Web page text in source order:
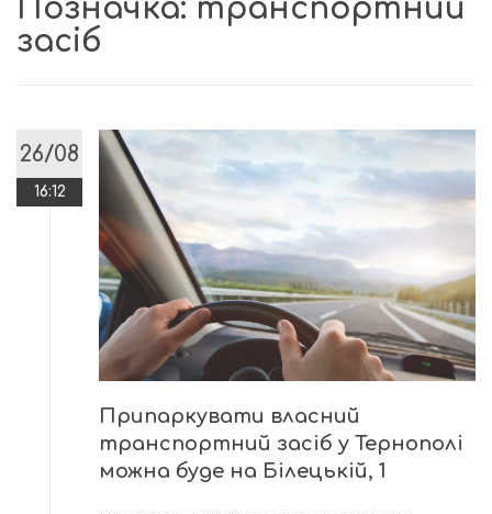
Позначка: транспортний
засіб
26/08
16:12
Припаркувати власний
транспортний засіб у Тернополі
можна буде на Білецькій, 1